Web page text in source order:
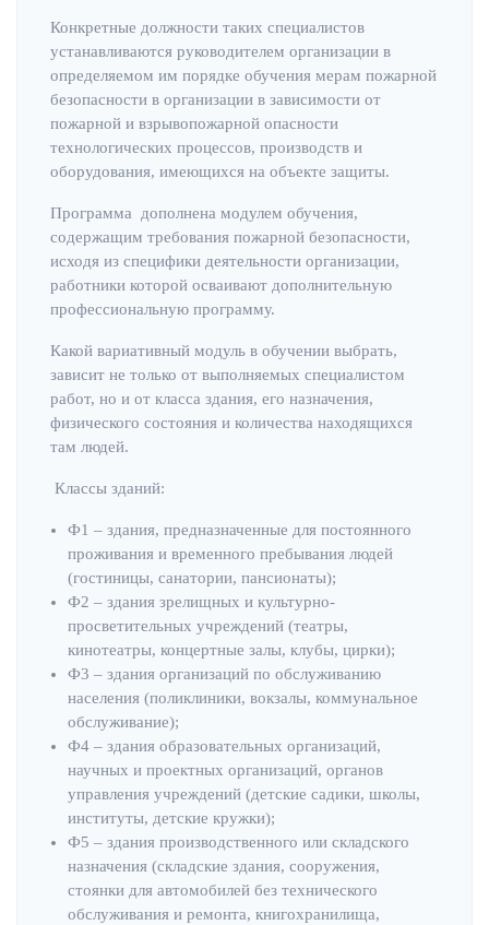
Конкретные должности таких специалистов
устанавливаются руководителем организации в
определяемом им порядке обучения мерам пожарной
безопасности в организации в зависимости от
пожарной и взрывопожарной опасности
технологических процессов, производств и
оборудования, имеющихся на объекте защиты.
Программа дополнена модулем обучения,
содержащим требования пожарной безопасности,
исходя из специфики деятельности организации,
работники которой осваивают дополнительную
профессиональную программу.
Какой вариативный модуль в обучении выбрать,
зависит не только от выполняемых специалистом
работ, но и от класса здания, его назначения,
физического состояния и количества находящихся
там людей.
Классы зданий:
Ф1 – здания, предназначенные для постоянного
проживания и временного пребывания людей
(гостиницы, санатории, пансионаты);
Ф2 – здания зрелищных и культурно-
просветительных учреждений (театры,
кинотеатры, концертные залы, клубы, цирки);
Ф3 – здания организаций по обслуживанию
населения (поликлиники, вокзалы, коммунальное
обслуживание);
Ф4 – здания образовательных организаций,
научных и проектных организаций, органов
управления учреждений (детские садики, школы,
институты, детские кружки);
Ф5 – здания производственного или складского
назначения (складские здания, сооружения,
стоянки для автомобилей без технического
обслуживания и ремонта, книгохранилища,